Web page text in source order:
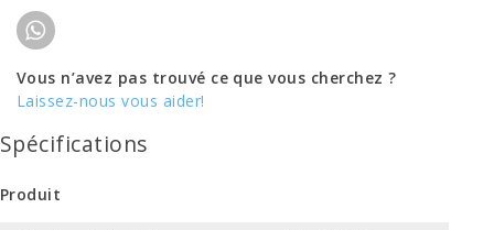
Vous n’avez pas trouvé ce que vous cherchez ?
Laissez-nous vous aider!
Spécifications
Produit